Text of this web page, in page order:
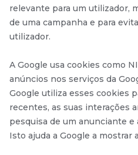
relevante para um utilizador,
de uma campanha e para
utilizador.
A Google usa cookies como
anúncios nos serviços da
Google utiliza esses cookies
recentes, as suas interações
pesquisa de um anunciante
Isto ajuda a Google a mostrar